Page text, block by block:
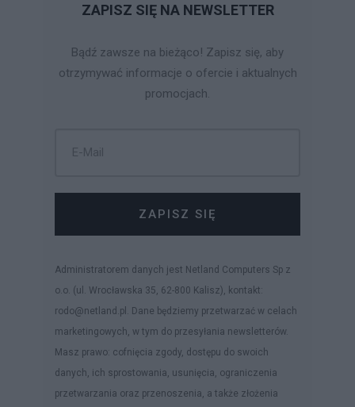
ZAPISZ SIĘ NA NEWSLETTER
Bądź zawsze na bieżąco! Zapisz się, aby
otrzymywać informacje o ofercie i aktualnych
promocjach.
ZAPISZ SIĘ
Administratorem danych jest Netland Computers Sp z
o.o. (ul. Wrocławska 35, 62-800 Kalisz), kontakt:
rodo@netland.pl. Dane będziemy przetwarzać w celach
marketingowych, w tym do przesyłania newsletterów.
Masz prawo: cofnięcia zgody, dostępu do swoich
danych, ich sprostowania, usunięcia, ograniczenia
przetwarzania oraz przenoszenia, a także złożenia